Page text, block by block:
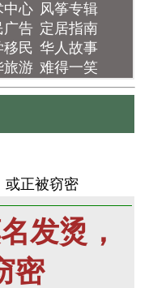
中心 风筝专辑
广告 定居指南
移民 华人故事
旅游 难得一笑
或正被窃密
发烫，
密